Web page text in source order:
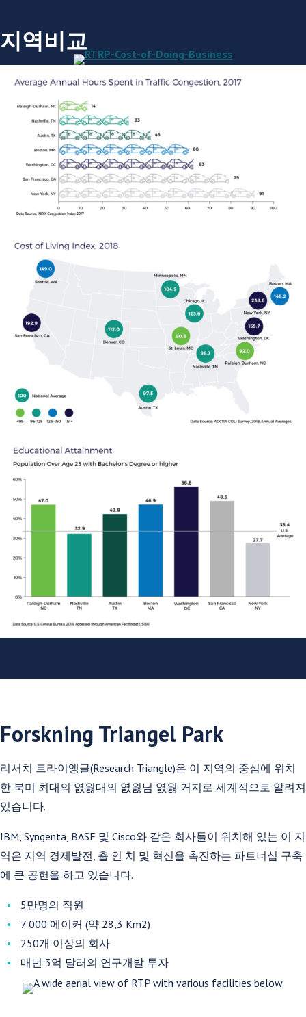
지역비교
Forskning Triangel Park
리서치 트라이앵글(Research Triangle)은 이 지역의 중심에 위치
한 북미 최대의 엸읧대의 엸읧님 엸읧 거지로 세계적으로 알려져
있습니다.
IBM, Syngenta, BASF 및 Cisco와 같은 회사들이 위치해 있는 이 지
역은 지역 경제발전, 춀 인 치 및 혁신을 촉진하는 파트너십 구축
에 큰 공헌을 하고 있습니다.
5만명의 직원
7 000 에이커 (약 28,3 Km2)
250개 이상의 회사
매년 3억 달러의 연구개발 투자